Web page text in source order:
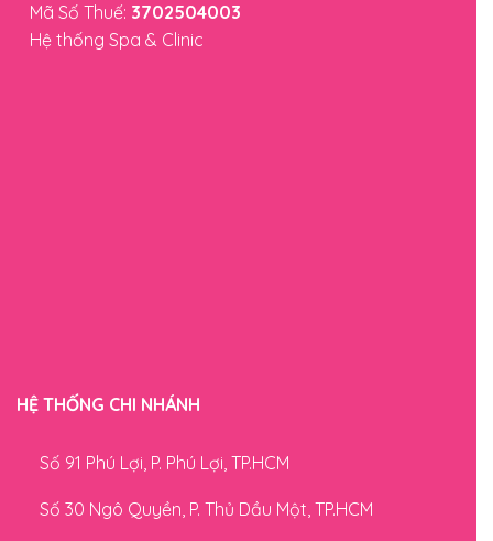
Mã Số Thuế: 3702504003
Hệ thống Spa & Clinic
HỆ THỐNG CHI NHÁNH
Số 91 Phú Lợi, P. Phú Lợi, TP.HCM
Số 30 Ngô Quyền, P. Thủ Dầu Một, TP.HCM